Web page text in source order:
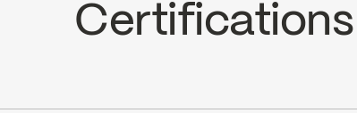
Certifications